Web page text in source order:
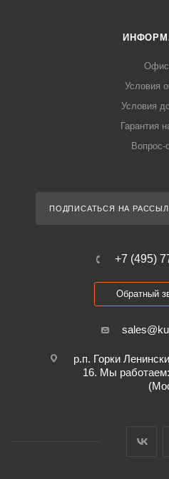
Условия
Условия
Гарантия
Вопрос-
ПОДПИСАТЬСЯ НА
+7 (495)
Обратный
р.п. Горки
16. Мы